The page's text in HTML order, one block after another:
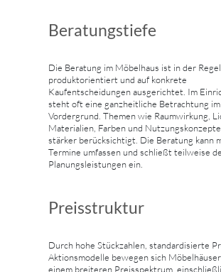
Beratungstiefe
Die Beratung im Möbelhaus ist in der Regel
produktorientiert und auf konkrete
Kaufentscheidungen ausgerichtet. Im
steht oft eine ganzheitliche Betrachtung im
Vordergrund. Themen wie Raumwirkung,
Materialien, Farben und
stärker berücksichtigt. Die Beratung kann
Termine umfassen und schließt teilweise
Planungsleistungen ein.
Preisstruktur
Durch hohe Stückzahlen, standardisierte
Aktionsmodelle bewegen sich
einem breiteren Preisspektrum,